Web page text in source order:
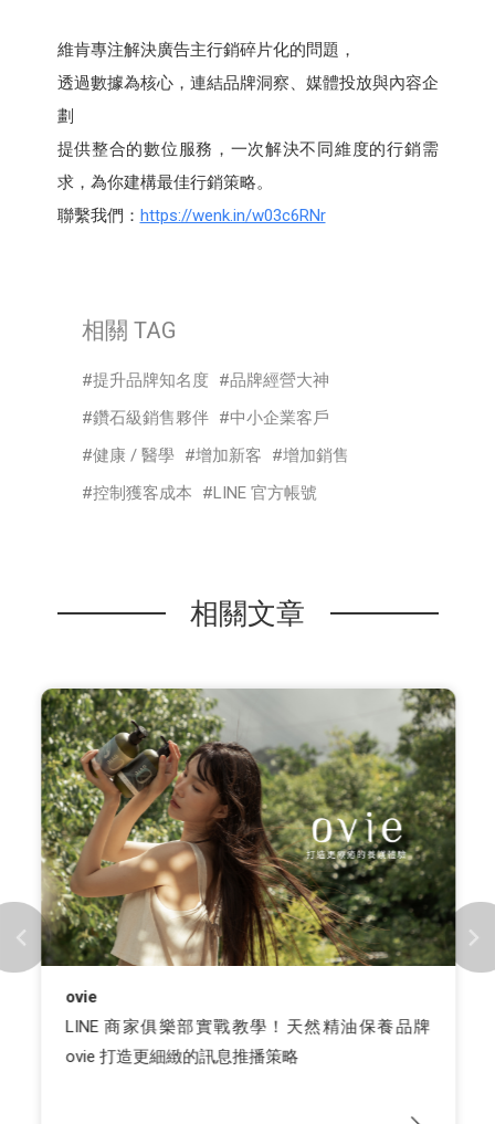
維肯專注解決廣告主行銷碎片化的問題，
透過數據為核心，連結品牌洞察、媒體投放與內容企
劃
提供整合的數位服務，一次解決不同維度的行銷需
求，為你建構最佳行銷策略。
聯繫我們： https://wenk.in/w03c6RNr
相關 TAG
提升品牌知名度
品牌經營大神
鑽石級銷售夥伴
中小企業客戶
健康 / 醫學
增加新客
增加銷售
控制獲客成本
LINE 官方帳號
相關文章
ovie
LINE 商家俱樂部實戰教學！天然精油保養品牌
ovie 打造更細緻的訊息推播策略